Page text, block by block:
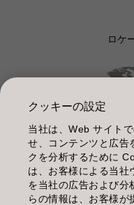
ロケ
個
クッキーの設定
当社は、Web サイト
せ、コンテンツと広告
クを分析するために
は、お客様による当社
を当社の広告および分
らの情報は、お客様が